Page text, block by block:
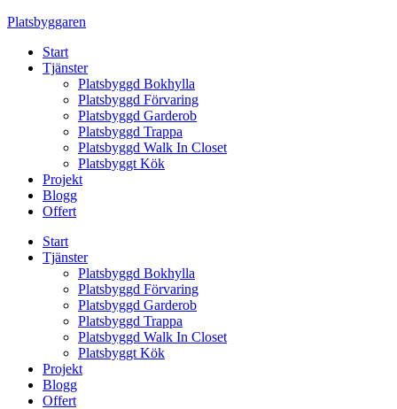
Skip
content
Platsbyggaren
Start
Tjänster
Platsbyggd Bokhylla
Platsbyggd Förvaring
Platsbyggd Garderob
Platsbyggd Trappa
Platsbyggd Walk In Closet
Platsbyggt Kök
Projekt
Blogg
Offert
Start
Tjänster
Platsbyggd Bokhylla
Platsbyggd Förvaring
Platsbyggd Garderob
Platsbyggd Trappa
Platsbyggd Walk In Closet
Platsbyggt Kök
Projekt
Blogg
Offert